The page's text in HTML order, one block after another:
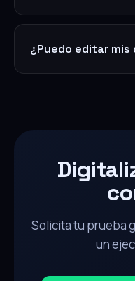
¿Puedo editar
Solicita tu prueba
un